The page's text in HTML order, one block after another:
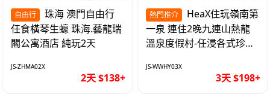
自由行
任食橫琴生蠔 珠海.藝龍瑞
閣公寓酒店 純玩2天
JS-ZHMA02X
2天 $138+
熱門推介
一泉 連住2晚九連山熱龍
溫泉度假村-任浸各式珍稀
JS-WWHY03X
3天 $198+